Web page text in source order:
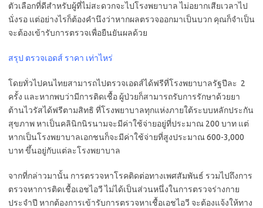
ตัวเลือกที่ดีสำหรับผู้ที่ไม่สะดวกจะไปโรงพยาบาล ไม่อยากเสียเวลาไป
นั่งรอ แต่อย่างไรก็ต้องคำนึงว่าหากผลตรวจออกมาเป็นบวก คุณก็จำเป็น
จะต้องเข้ารับการตรวจเพื่อยืนยันผลด้วย
สรุป ตรวจเอดส์ ราคา เท่าไหร่
โดยทั่วไปคนไทยสามารถไปตรวจเอดส์ได้ฟรีที่โรงพยาบาลรัฐปีละ 2
ครั้ง และหากพบว่ามีการติดเชื้อ ผู้ป่วยก็สามารถรับการรักษาด้วยยา
ต้านไวรัสได้ฟรีตามสิทธิ ที่โรงพยาบาลทุกแห่งภายใต้ระบบหลักประกัน
สุขภาพ หาเป็นคลินิกนิรนามจะมีค่าใช้จ่ายอยู่ที่ประมาณ 200 บาท แต่
หากเป็นโรงพยาบาลเอกชนก็จะมีค่าใช้จ่ายที่สูงประมาณ 600-3,000
บาท ขึ้นอยู่กับแต่ละโรงพยาบาล
จากที่กล่าวมานั้น การตรวจหาโรคติดต่อทางเพศสัมพันธ์ รวมไปถึงการ
ตรวจหาการติดเชื้อเอชไอวี ไม่ได้เป็นส่วนหนึ่งในการตรวจร่างกาย
ประจำปี หากต้องการเข้ารับการตรวจหาเชื้อเอชไอวี จะต้องแจ้งให้ทาง